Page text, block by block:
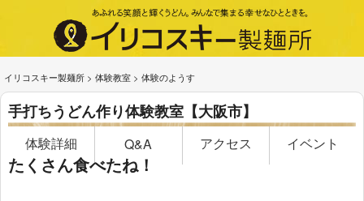
イリコスキー製麺所 > 体験教室 > 体験のようす
手打ちうどん作り体験教室【大阪市】
体験詳細 Q&A アクセス イベント
たくさん食べたね！